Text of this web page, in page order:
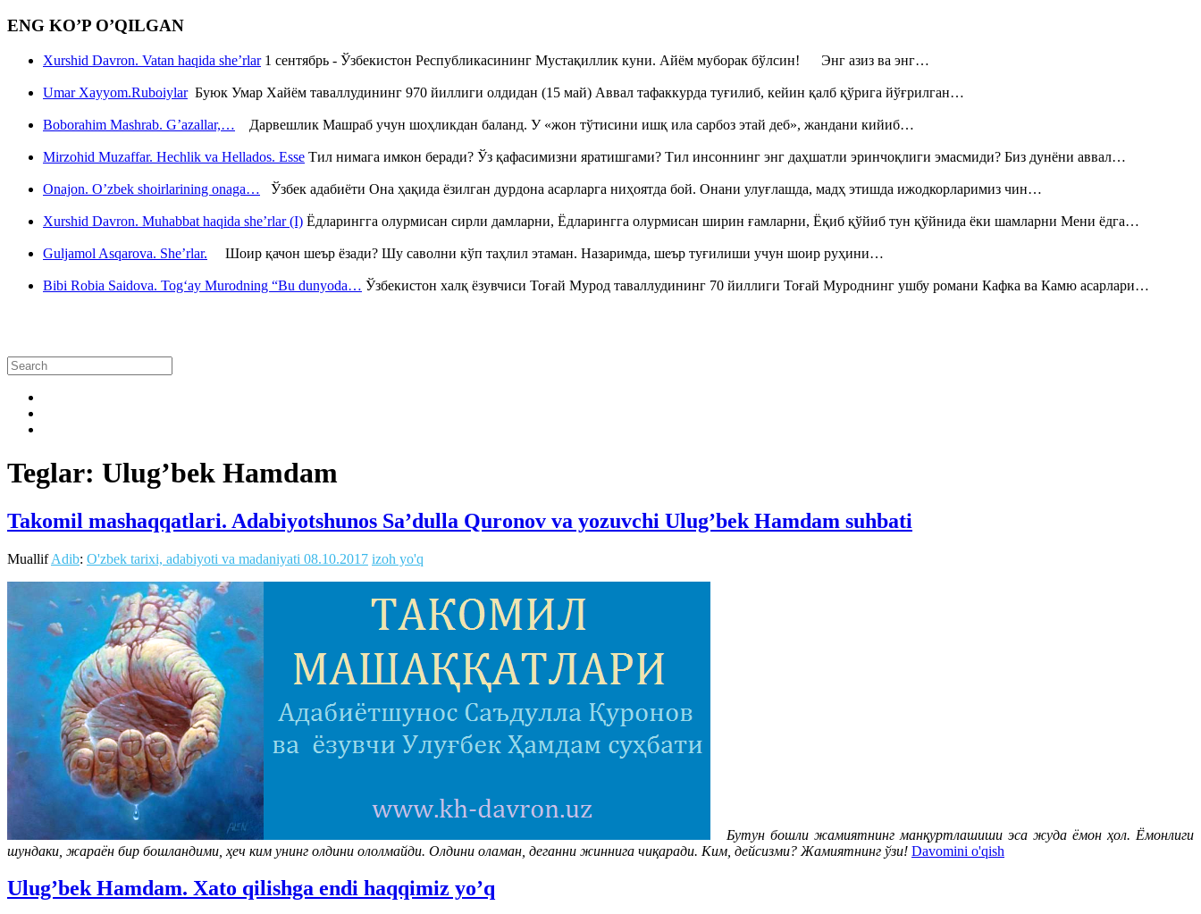
ENG KO’P O’QILGAN
Xurshid Davron. Vatan haqida she’rlar1 сентябрь - Ўзбекистон Республикасининг Мустақиллик куни. Айём муборак бўлсин! Энг азиз ва энг…
Umar Xayyom.RuboiylarБуюк Умар Хайём таваллудининг 970 йиллиги олдидан (15 май) Аввал тафаккурда туғилиб, кейин қалб қўрига йўғрилган…
Boborahim Mashrab. G’azallar,… Дарвешлик Машраб учун шоҳликдан баланд. У «жон тўтисини ишқ ила сарбоз этай деб», жандани кийиб…
Mirzohid Muzaffar. Hechlik va Hellados. Esse Тил нимага имкон беради? Ўз қафасимизни яратишгами? Тил инсоннинг энг даҳшатли эринчоқлиги эмасмиди? Биз дунёни аввал…
Onajon. O’zbek shoirlarining onaga… Ўзбек адабиёти Она ҳақида ёзилган дурдона асарларга ниҳоятда бой. Онани улуғлашда, мадҳ этишда ижодкорларимиз чин…
Xurshid Davron. Muhabbat haqida she’rlar (I) Ёдларингга олурмисан сирли дамларни, Ёдларингга олурмисан ширин ғамларни, Ёқиб қўйиб тун қўйнида ёки шамларни Мени ёдга…
Guljamol Asqarova. She’rlar. Шоир қачон шеър ёзади? Шу саволни кўп таҳлил этаман. Назаримда, шеър туғилиши учун шоир руҳини…
Bibi Robia Saidova. Tog‘ay Murodning “Bu dunyoda… Ўзбекистон халқ ёзувчиси Тоғай Мурод таваллудининг 70 йиллиги Тоғай Муроднинг ушбу романи Кафка ва Камю асарлари…
Teglar: Ulug’bek Hamdam
Takomil mashaqqatlari. Adabiyotshunos Sa’dulla Quronov va yozuvchi Ulug’bek Hamdam suhbati
MuallifAdib: O'zbek tarixi, adabiyoti va madaniyati 08.10.2017 izoh yo'q
Бутун бошли жамиятнинг манқуртлашиши эса жуда ёмон ҳол. Ёмонлиги
шундаки, жараён бир бошландими, ҳеч ким унинг олдини ололмайди. Олдини оламан, деганни жиннига чиқаради. Ким, дейсизми? Жамиятнинг ўзи! Davomini o'qish
Ulug’bek Hamdam. Xato qilishga endi haqqimiz yo’q